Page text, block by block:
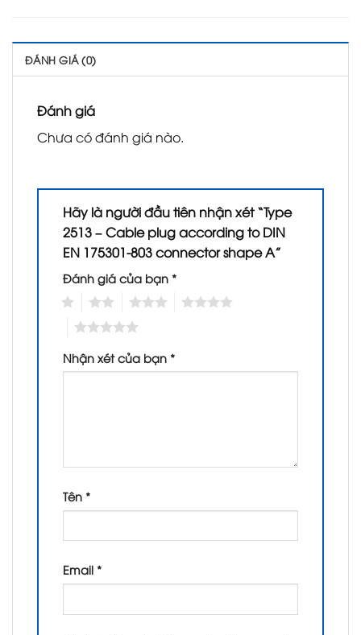
ĐÁNH GIÁ (0)
Đánh giá
Chưa có đánh giá nào.
Hãy là người đầu tiên nhận xét “Type
2513 – Cable plug according to DIN
EN 175301-803 connector shape A”
Đánh giá của bạn *
Nhận xét của bạn *
Tên *
Email *